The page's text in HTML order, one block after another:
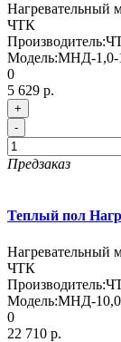
Нагревательный
ЧТК
Производитель:
Модель:МНД-1,0-
0
5 629 р.
+
-
Предзаказ
Теплый пол
Нагревательный
ЧТК
Производитель:
Модель:МНД-
0
22 710 р.